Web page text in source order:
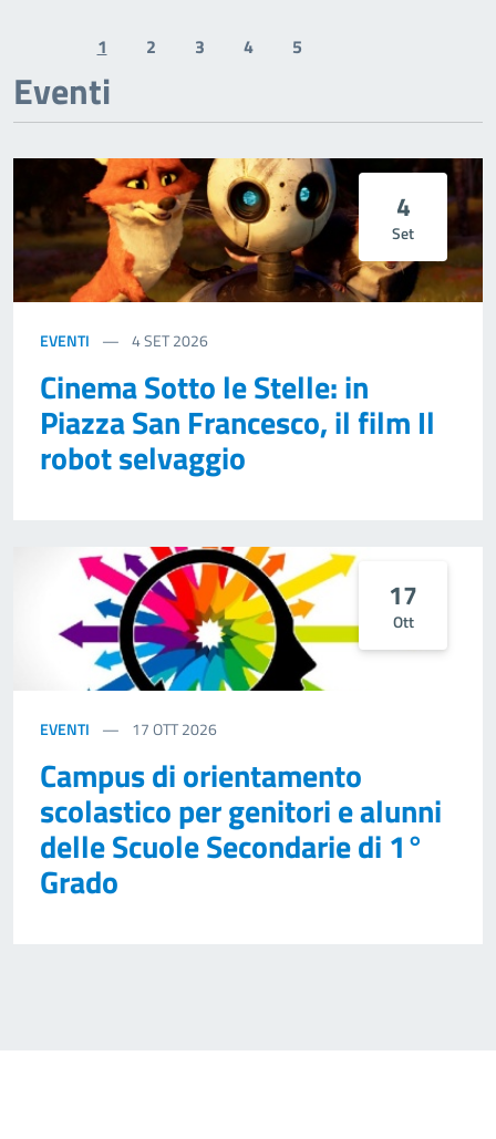
Previous page
1 2 3 4 5
Eventi
4
Set
EVENTI 4SET 2026
Cinema Sotto le Stelle: in
Piazza San Francesco, il film Il
robot selvaggio
17
Ott
EVENTI 17OTT 2026
Campus di orientamento
scolastico per genitori e alunni
delle Scuole Secondarie di 1°
Grado